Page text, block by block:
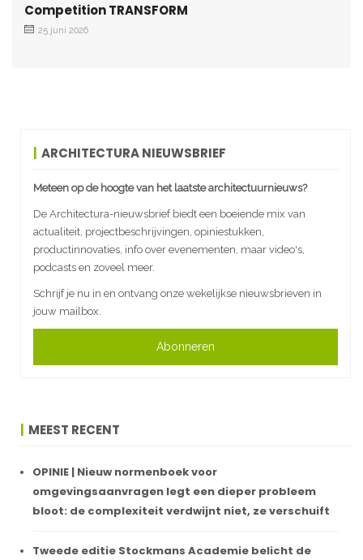
Competition TRANSFORM
25 juni 2026
ARCHITECTURA NIEUWSBRIEF
Meteen op de hoogte van het laatste architectuurnieuws?
De Architectura-nieuwsbrief biedt een boeiende mix van
actualiteit, projectbeschrijvingen, opiniestukken,
productinnovaties, info over evenementen, maar video's,
podcasts en zoveel meer.
Schrijf je nu in en ontvang onze wekelijkse nieuwsbrieven in
jouw mailbox.
Abonneren
MEEST RECENT
OPINIE | Nieuw normenboek voor
omgevingsaanvragen legt een dieper probleem
bloot: de complexiteit verdwijnt niet, ze verschuift
Tweede editie Stockmans Academie belicht de